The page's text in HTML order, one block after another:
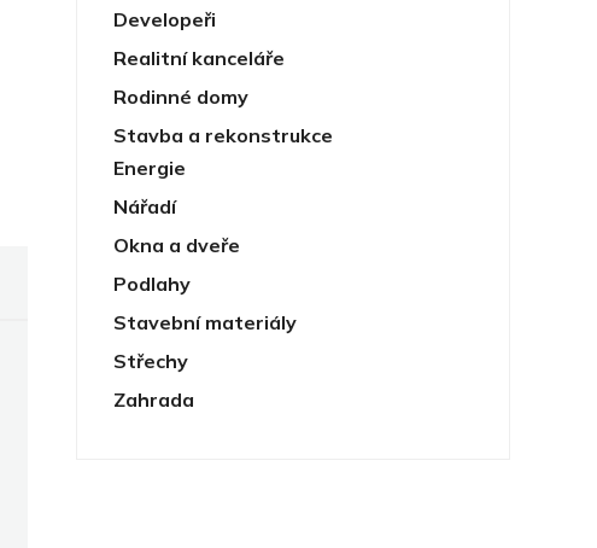
Developeři
Realitní kanceláře
Rodinné domy
Stavba a rekonstrukce
Energie
Nářadí
Okna a dveře
Podlahy
Stavební materiály
Střechy
Zahrada